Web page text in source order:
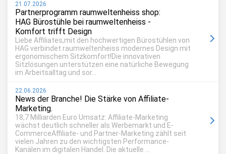
21.07.2026
Partnerprogramm raumweltenheiss shop:
HAG Bürostühle bei raumweltenheiss -
Komfort trifft Design
Liebe Affiliates,mit den hochwertigen Bürostühlen von
HAG verbindet raumweltenheiss modernes Design mit
ergonomischem Sitzkomfort!Die innovativen
Sitzlösungen unterstützen eine natürliche Bewegung
im Arbeitsalltag und sor...
22.06.2026
News der Branche! Die Stärke von Affiliate-
Marketing.
18,7 Milliarden Euro Umsatz: Affiliate-Marketing
wächst deutlich schneller als Werbemarkt und E-
CommerceAffiliate- und Partner-Marketing zählt seit
vielen Jahren zu den wichtigsten Performance-
Kanälen im digitalen Handel. Die aktuelle ...